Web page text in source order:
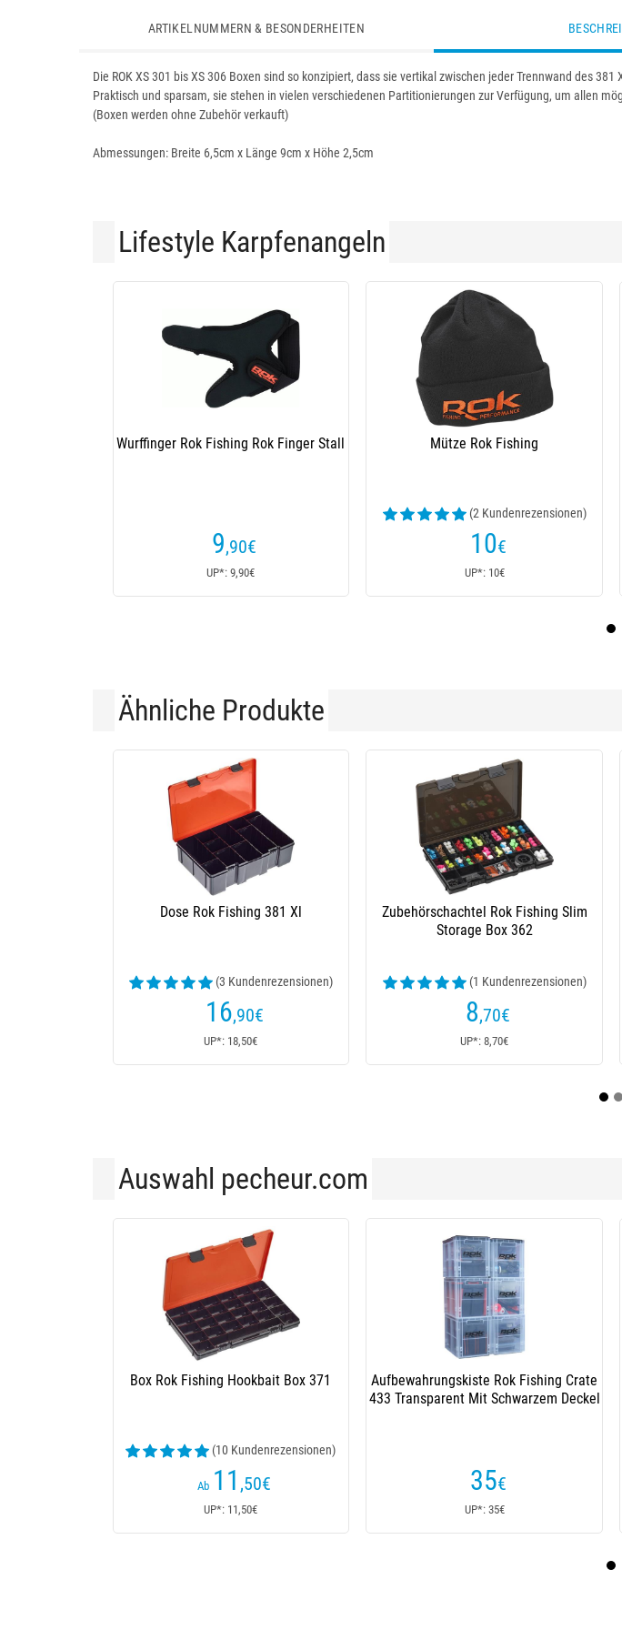
ARTIKELNUMMERN & BESONDERHEITEN
Die ROK XS 301 bis XS 306 Boxen sind so konzipiert, dass sie vertikal zwischen jeder Trennwand des
Praktisch und sparsam, sie stehen in vielen verschiedenen Partitionierungen zur Verfügung, um allen
(Boxen werden ohne Zubehör verkauft)
Abmessungen: Breite 6,5cm x Länge 9cm x Höhe 2,5cm
Lifestyle Karpfenangeln
Wurffinger Rok Fishing Rok Finger Stall
9,90€
UP*: 9,90€
Mütze Rok Fishing
(2 Kundenrezensionen)
10€
UP*: 10€
Ähnliche Produkte
Deckel Rok Fishing Crate
10€
UP*: 10€
Box Rok Fishing 380 Xl
(1 Kundenrezensionen)
16,90€
UP*: 18,50€
Auswahl pecheur.com
Box Rok Fishing Hookbait Box 371
(10 Kundenrezensionen)
Ab 11 ,50€
UP*: 11,50€
Aufbewahrungskiste Rok Fishing Crate
433 Transparent Mit Schwarzem Deckel
35€
UP*: 35€